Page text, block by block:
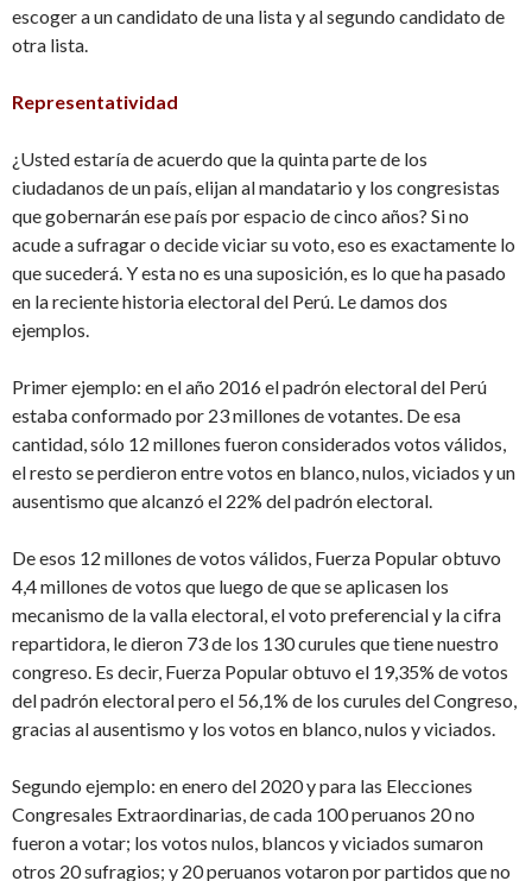
escoger a un candidato de una lista y al segundo candidato de
otra lista.
Representatividad
¿Usted estaría de acuerdo que la quinta parte de los
ciudadanos de un país, elijan al mandatario y los congresistas
que gobernarán ese país por espacio de cinco años? Si no
acude a sufragar o decide viciar su voto, eso es exactamente lo
que sucederá. Y esta no es una suposición, es lo que ha pasado
en la reciente historia electoral del Perú. Le damos dos
ejemplos.
Primer ejemplo: en el año 2016 el padrón electoral del Perú
estaba conformado por 23 millones de votantes. De esa
cantidad, sólo 12 millones fueron considerados votos válidos,
el resto se perdieron entre votos en blanco, nulos, viciados y un
ausentismo que alcanzó el 22% del padrón electoral.
De esos 12 millones de votos válidos, Fuerza Popular obtuvo
4,4 millones de votos que luego de que se aplicasen los
mecanismo de la valla electoral, el voto preferencial y la cifra
repartidora, le dieron 73 de los 130 curules que tiene nuestro
congreso. Es decir, Fuerza Popular obtuvo el 19,35% de votos
del padrón electoral pero el 56,1% de los curules del Congreso,
gracias al ausentismo y los votos en blanco, nulos y viciados.
Segundo ejemplo: en enero del 2020 y para las Elecciones
Congresales Extraordinarias, de cada 100 peruanos 20 no
fueron a votar; los votos nulos, blancos y viciados sumaron
otros 20 sufragios; y 20 peruanos votaron por partidos que no